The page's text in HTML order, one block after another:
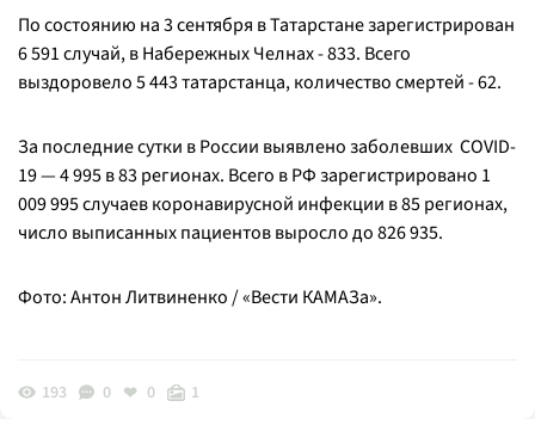
По состоянию на 3 сентября в Татарстане зарегистрирован
6 591 случай, в Набережных Челнах - 833. Всего
выздоровело 5 443 татарстанца, количество смертей - 62.
За последние сутки в России выявлено заболевших COVID-
19 — 4 995 в 83 регионах. Всего в РФ зарегистрировано 1
009 995 случаев коронавирусной инфекции в 85 регионах,
число выписанных пациентов выросло до 826 935.
Фото: Антон Литвиненко / «Вести КАМАЗа».
193 0 0 1